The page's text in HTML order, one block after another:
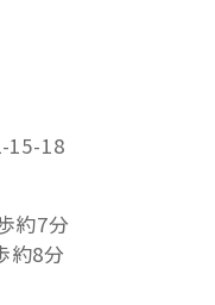
15-18
約7分
約8分